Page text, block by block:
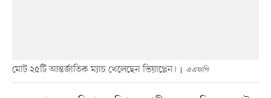
মোট ২৫টি আন্তর্জাতিক ম্যাচ খেলেছেন ভিয়াপ্লেন। এএফপি